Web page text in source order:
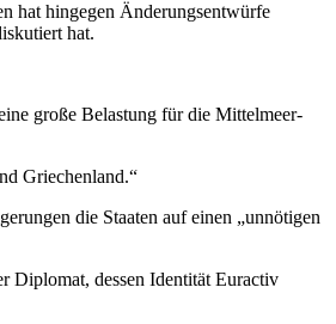
hat hingegen Änderungsentwürfe
hat.
große Belastung für die Mittelmeer-
Griechenland.“
die Staaten auf einen „unnötigen
Diplomat, dessen Identität Euractiv